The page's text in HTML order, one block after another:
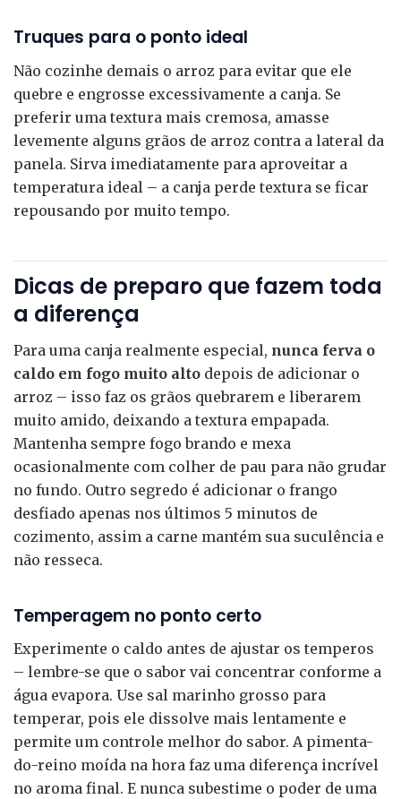
Truques para o ponto ideal
Não cozinhe demais o arroz para evitar que ele
quebre e engrosse excessivamente a canja. Se
preferir uma textura mais cremosa, amasse
levemente alguns grãos de arroz contra a lateral da
panela. Sirva imediatamente para aproveitar a
temperatura ideal – a canja perde textura se ficar
repousando por muito tempo.
Dicas de preparo que fazem toda
a diferença
Para uma canja realmente especial, nunca ferva o
caldo em fogo muito alto depois de adicionar o
arroz – isso faz os grãos quebrarem e liberarem
muito amido, deixando a textura empapada.
Mantenha sempre fogo brando e mexa
ocasionalmente com colher de pau para não grudar
no fundo. Outro segredo é adicionar o frango
desfiado apenas nos últimos 5 minutos de
cozimento, assim a carne mantém sua suculência e
não resseca.
Temperagem no ponto certo
Experimente o caldo antes de ajustar os temperos
– lembre-se que o sabor vai concentrar conforme a
água evapora. Use sal marinho grosso para
temperar, pois ele dissolve mais lentamente e
permite um controle melhor do sabor. A pimenta-
do-reino moída na hora faz uma diferença incrível
no aroma final. E nunca subestime o poder de uma